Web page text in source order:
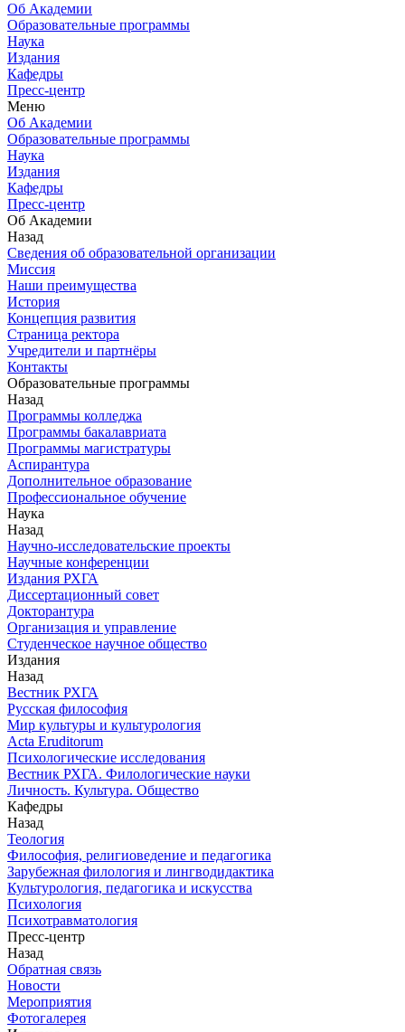
Об Академии
Образовательные программы
Наука
Издания
Кафедры
Пресс-центр
Меню
Об Академии
Образовательные программы
Наука
Издания
Кафедры
Пресс-центр
Об Академии
Назад
Сведения об образовательной организации
Миссия
Наши преимущества
История
Концепция развития
Страница ректора
Учредители и партнёры
Контакты
Образовательные программы
Назад
Программы колледжа
Программы бакалавриата
Программы магистратуры
Аспирантура
Дополнительное образование
Профессиональное обучение
Наука
Назад
Научно-исследовательские проекты
Научные конференции
Издания РХГА
Диссертационный совет
Докторантура
Организация и управление
Студенческое научное общество
Издания
Назад
Вестник РХГА
Русская философия
Мир культуры и культурология
Acta Eruditorum
Психологические исследования
Вестник РХГА. Филологические науки
Личность. Культура. Общество
Кафедры
Назад
Теология
Философия, религиоведение и педагогика
Зарубежная филология и лингводидактика
Культурология, педагогика и искусства
Психология
Психотравматология
Пресс-центр
Назад
Обратная связь
Новости
Мероприятия
Фотогалерея